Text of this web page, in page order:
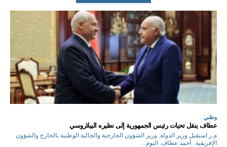
وطني
عطاف ينقل تحيات رئيس الجمهورية إلى نظيره البيلاروسي
م.ر استقبل وزير الدولة, وزير الشؤون الخارجية والجالية الوطنية بالخارج والشؤون
الإفريقية, أحمد عطاف, اليوم...